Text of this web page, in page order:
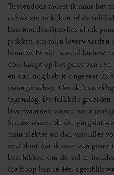
Tussendoor moest ik naar het
echo’s om te kijken of de
baarmoederslijmvlies al dik
prikken om mijn leverwaarden
houden.Er zijn zoveel factoren
überhaupt op het punt van
en dan nog heb je ongeveer
zwangerschap. Om de
tegenslag. De follikels
leverwaarden waren weer
Steeds was er de dreiging dat
mijn ziektes en dan was alles
snel door dat ik over een groot
beschikken om dit vol te
die hoop kan in één ogenblik